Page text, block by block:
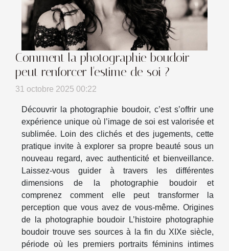
Comment la photographie boudoir
peut renforcer l'estime de soi ?
31 octobre 2025 00:22
Découvrir la photographie boudoir, c’est s’offrir une
expérience unique où l’image de soi est valorisée et
sublimée. Loin des clichés et des jugements, cette
pratique invite à explorer sa propre beauté sous un
nouveau regard, avec authenticité et bienveillance.
Laissez-vous guider à travers les différentes
dimensions de la photographie boudoir et
comprenez comment elle peut transformer la
perception que vous avez de vous-même. Origines
de la photographie boudoir L’histoire photographie
boudoir trouve ses sources à la fin du XIXe siècle,
période où les premiers portraits féminins intimes